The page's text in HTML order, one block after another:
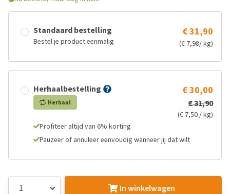
Standaard bestelling
Bestel je product eenmalig
€ 31,90
(€ 7,98/ kg)
Herhaalbestelling
Herhaal
€ 30,00
€ 31,90
(€ 7,50 / kg)
Profiteer altijd van 6% korting
Pauzeer of annuleer eenvoudig wanneer jij dat wilt
In winkelwagen